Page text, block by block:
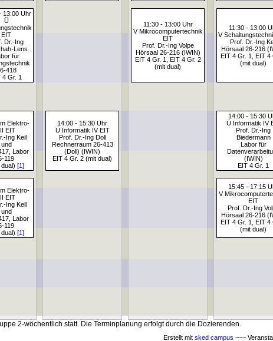
13:00 Uhr
Ü
EIT
Dr.-Ing
Lens
für
418
4 Gr. 1
11:30 - 13:00 Uhr
V Mikrocomputertechnik
EIT
Prof. Dr.-Ing Volpe
Hörsaal 26-216 (IWIN)
EIT 4 Gr. 1, EIT 4 Gr. 2
(mit dual)
11:30 - 13:00
V
Prof. Dr.-Ing
Hörsaal 26-216
EIT 4 Gr. 1, EIT 4
(mit dual)
Elektro-
EIT
Ing Keil
Labor
119
[1]
14:00 - 15:30 Uhr
Ü Informatik IV EIT
Prof. Dr.-Ing Doll
Rechnerraum 26-413
(Doll) (IWIN)
EIT 4 Gr. 2 (mit dual)
14:00 - 15:30
Ü Informatik IV
Prof. Dr.-Ing
Biedermann
Labor für
(IWIN)
EIT 4 Gr. 1
Elektro-
EIT
Ing Keil
Labor
119
[1]
15:45 - 17:15
V
EIT
Prof. Dr.-Ing
Hörsaal 26-216
EIT 4 Gr. 1, EIT 4
(mit dual)
2-wöchentlich statt. Die Terminplanung erfolgt durch die Dozierenden.
Erstellt mit sked campus ~~~